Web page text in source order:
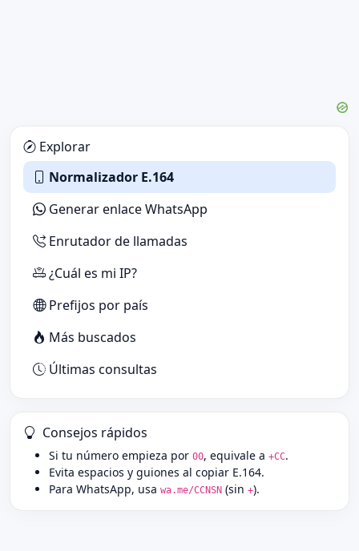
Explorar
Normalizador E.164
Generar enlace WhatsApp
Enrutador de llamadas
¿Cuál es mi IP?
Prefijos por país
Más buscados
Últimas consultas
Consejos rápidos
Si tu número empieza por 00, equivale a +CC.
Evita espacios y guiones al copiar E.164.
Para WhatsApp, usa wa.me/CCNSN (sin +).